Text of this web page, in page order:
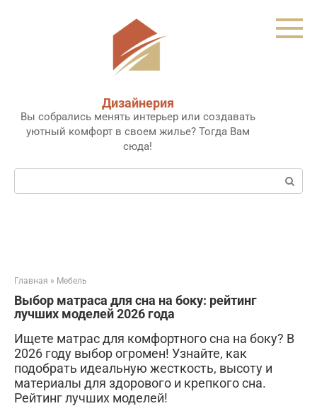
Дизайнерия
Вы собрались менять интерьер или создавать
уютный комфорт в своем жилье? Тогда Вам
сюда!
Поиск:
Главная » Мебель
Выбор матраса для сна на боку: рейтинг
лучших моделей 2026 года
Ищете матрас для комфортного сна на боку? В
2026 году выбор огромен! Узнайте, как
подобрать идеальную жесткость, высоту и
материалы для здорового и крепкого сна.
Рейтинг лучших моделей!